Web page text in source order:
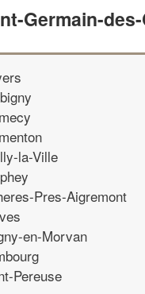
Germain-
la-Ville
Pres-Aigremont
en-Morvan
Pereuse